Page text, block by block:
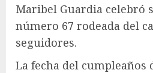
Maribel Guardia celebró
número 67 rodeada del
seguidores.
La fecha del